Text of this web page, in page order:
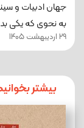
جهان ادبیات و
به نحوی که یکی
29 اردیبهشت 1405
بیشتر